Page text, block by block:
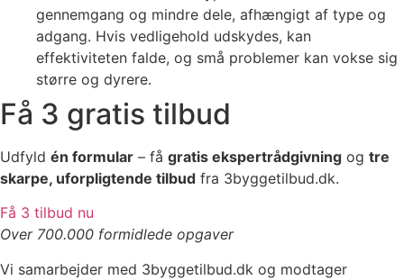
gennemgang og mindre dele, afhængigt af type og
adgang. Hvis vedligehold udskydes, kan
effektiviteten falde, og små problemer kan vokse sig
større og dyrere.
Få 3 gratis tilbud
Udfyld én formular – få gratis ekspertrådgivning og tre
skarpe, uforpligtende tilbud fra 3byggetilbud.dk.
Få 3 tilbud nu
Over 700.000 formidlede opgaver
Vi samarbejder med 3byggetilbud.dk og modtager